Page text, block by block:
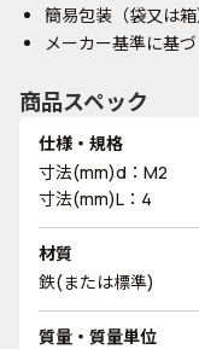
簡易包装（袋又は箱
メーカー基準に基づ
商品スペック
仕様・規格
寸法(mm)d：M2
寸法(mm)L：4
材質
鉄(または標準)
質量・質量単位